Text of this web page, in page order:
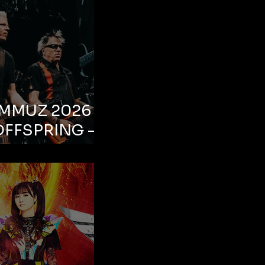
2026 –
–
Life Park